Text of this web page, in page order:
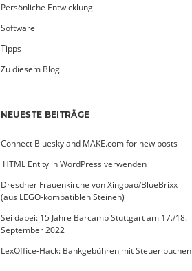
Persönliche Entwicklung
Software
Tipps
Zu diesem Blog
NEUESTE BEITRÄGE
Connect Bluesky and MAKE.com for new posts
­ HTML Entity in WordPress verwenden
Dresdner Frauenkirche von Xingbao/BlueBrixx
(aus LEGO-kompatiblen Steinen)
Sei dabei: 15 Jahre Barcamp Stuttgart am 17./18.
September 2022
LexOffice-Hack: Bankgebühren mit Steuer buchen